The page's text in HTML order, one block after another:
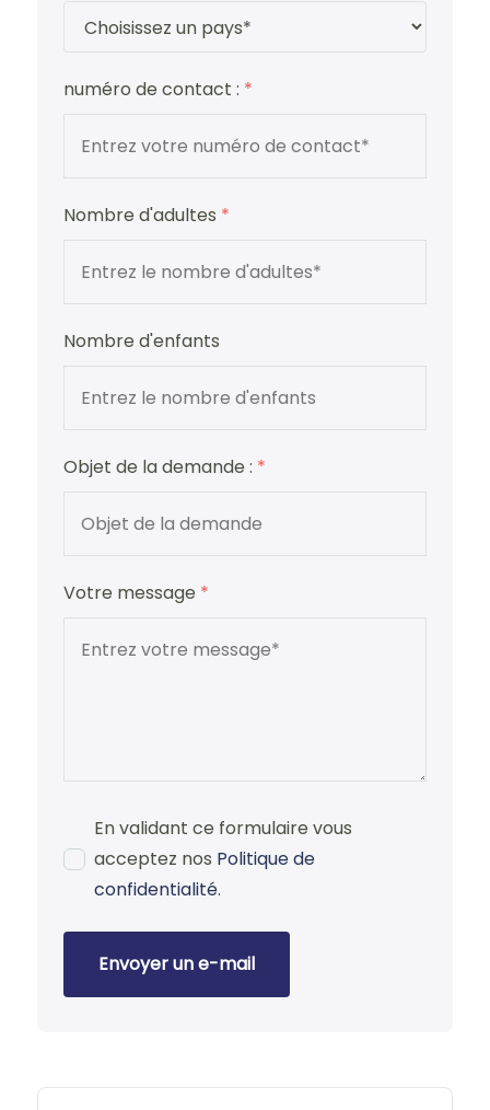
numéro de contact : *
Nombre d'adultes *
Nombre d'enfants
Objet de la demande : *
Votre message *
En validant ce formulaire vous
acceptez nos Politique de
confidentialité.
Envoyer un e-mail